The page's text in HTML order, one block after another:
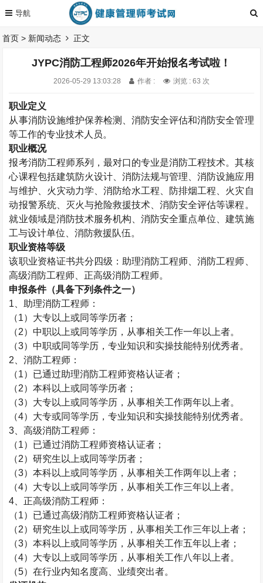
首页 > 新闻动态 正文
JYPC消防工程师2026年开始报名考试啦！
2026-05-29 13:03:28 作者 : 浏览 : 63 次
职业定义
从事消防设施维护保养检测、消防安全评估和消防安全管理
等工作的专业技术人员。
职业概况
报考消防工程师系列，最对口的专业是消防工程技术。其核
心课程包括建筑防火设计、消防法规与管理、消防设施应用
与维护、火灾动力学、消防给水工程、防排烟工程、火灾自
动报警系统、灭火与抢险救援技术、消防安全评估等课程。
就业领域是消防技术服务机构、消防安全重点单位、建筑施
工与设计单位、消防救援队伍。
职业资格等级
该职业资格证书共分四级：助理消防工程师、消防工程师、
高级消防工程师、正高级消防工程师。
申报条件（具备下列条件之一）
1 、助理消防工程师：
（1）大专以上或同等学历者；
（2）中职以上或同等学历，从事相关工作一年以上者。
（3）中职或同等学历，专业知识和实操技能特别优秀者。
2 、消防工程师：
（1）已通过助理消防工程师资格认证者；
（2）本科以上或同等学历者；
（3）大专以上或同等学历，从事相关工作两年以上者。
（4）大专或同等学历，专业知识和实操技能特别优秀者。
3 、高级消防工程师：
（1） 已通过消防工程师资格认证者；
（2）研究生以上或同等学历者；
（3）本科以上或同等学历，从事相关工作两年以上者；
（4）大专以上或同等学历，从事相关工作三年以上者。
4 、正高级消防工程师：
（1）已通过高级消防工程师资格认证者；
（2）研究生以上或同等学历，从事相关工作三年以上者；
（3）本科以上或同等学历，从事相关工作五年以上者；
（4）大专以上或同等学历，从事相关工作八年以上者。
（5）在行业内知名度高、业绩突出者。